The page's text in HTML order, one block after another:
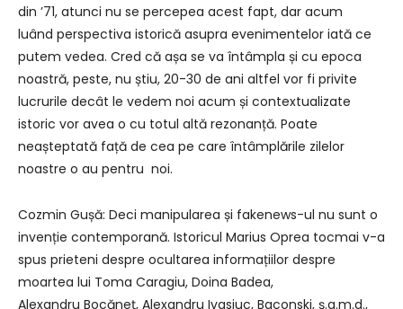
din ʼ71, atunci nu se percepea acest fapt, dar acum
luând perspectiva istorică asupra evenimentelor iată ce
putem vedea. Cred că așa se va întâmpla și cu epoca
noastră, peste, nu știu, 20-30 de ani altfel vor fi privite
lucrurile decât le vedem noi acum și contextualizate
istoric vor avea o cu totul altă rezonanță. Poate
neașteptată față de cea pe care întâmplările zilelor
noastre o au pentru noi.
Cozmin Gușă: Deci manipularea și fakenews-ul nu sunt o
invenție contemporană. Istoricul Marius Oprea tocmai v-a
spus prieteni despre ocultarea informațiilor despre
moartea lui Toma Caragiu, Doina Badea,
Alexandru Bocăneț, Alexandru Ivasiuc, Baconski, ș.a.m.d.,